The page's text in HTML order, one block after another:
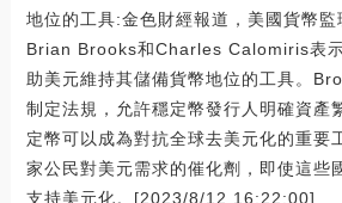
地位的工具:金色財經報道，美國貨幣監
Brian Brooks和Charles Calomiris表
助美元維持其儲備貨幣地位的工具。
制定法規，允許穩定幣發行人明確資產
定幣可以成為對抗全球去美元化的重要
家公民對美元需求的催化劑，即使這些
支持美元化。[2023/8/12 16:22:00]